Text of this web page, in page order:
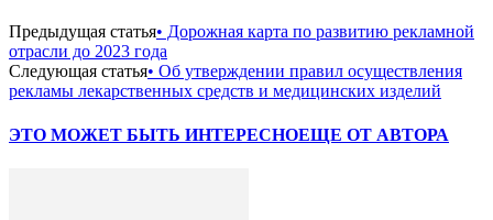
Предыдущая статья• Дорожная карта по развитию рекламной
отрасли до 2023 года
Следующая статья• Об утверждении правил осуществления
рекламы лекарственных средств и медицинских изделий
ЭТО МОЖЕТ БЫТЬ ИНТЕРЕСНОЕЩЕ ОТ АВТОРА